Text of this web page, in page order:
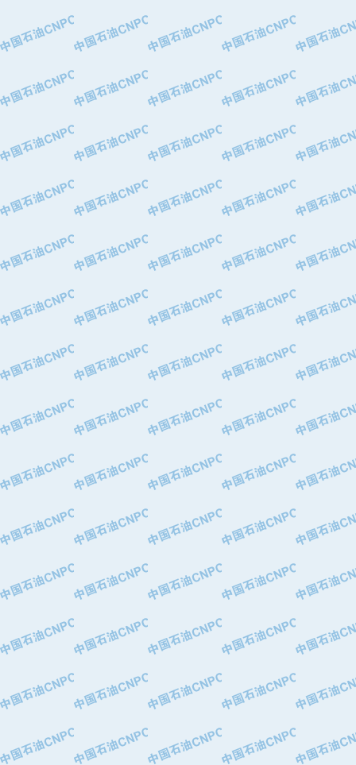
·中国石油锦西石化分公司
·大港油田集团有限责任公司
·深圳市肯多斯实业发展有限公司
·山东墨龙石油机械股份有限公司
·无锡西姆莱斯石油专用管制造有限公
·武汉钢铁（集团）公司
·马鞍山钢铁股份有限公司
·中国石油天然气股份有限公司兰州石
·中国石化茂名石化分公司
·中国石油大港油田分公司
·靖江市天和泵业有限公司
·中油油气勘探软件国家工程研究中心
·西安长庆钻宇集团咸阳石化有限公司
·新疆安维消防设施器材有限公司
·华北石油津工机械制造有限公司
·上海山武控制仪表有限公司
·上海赛科石油化工有限责任公司
·上海高桥石化
·中国石化扬子石油化工股份有限公司
·中国石化长岭炼化公司
·中国石油长庆油田分公司
·山东墨龙石油机械股份有限公司
·大庆油田物资集团
·斯伦贝谢(天津)采油机械有限公司
·南阳防爆集团有限公司
·乳山市力久特种电机有限公司
·无锡西姆莱斯石油专用管制造有限公
·沈阳全密封变压器股份有限公司
·河北华北石油天成实业集团有限公司
·特变电工股份有限公司
·中国石化镇海炼油化工股份有限公司